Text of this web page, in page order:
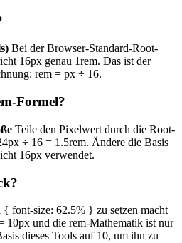
Bei der Browser-Standard-Root-
16px genau 1rem. Das ist der
rem = px ÷ 16.
Formel?
Teile den Pixelwert durch die Root-
÷ 16 = 1.5rem. Ändere die Basis
16px verwendet.
{ font-size: 62.5% } zu setzen macht
10px und die rem-Mathematik ist nur
dieses Tools auf 10, um ihn zu